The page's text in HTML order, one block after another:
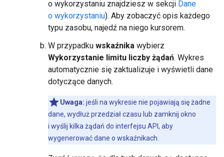
o wykorzystaniu znajdziesz w sekcji Dane
o wykorzystaniu). Aby zobaczyć opis każdego
typu zasobu, najedź na niego kursorem.
W przypadku wskaźnika wybierz
Wykorzystanie limitu liczby żądań. Wykres
automatycznie się zaktualizuje i wyświetli dane
dotyczące danych.
Uwaga: jeśli na wykresie nie pojawiają się żadne
dane, wydłuż przedział czasu lub zamknij okno
i wyślij kilka żądań do interfejsu API, aby
wygenerować dane o wskaźnikach.